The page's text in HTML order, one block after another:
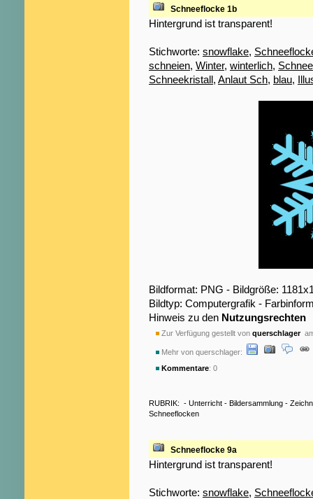
Schneeflocke 1b
Hintergrund ist transparent!
Stichworte: snowflake,
schneien, Winter, winterlich, Schnee
Schneekristall, Anlaut Sch, blau,
Bildformat: PNG - Bildgröße:
Bildtyp: Computergrafik -
Hinweis zu den Nutzungsrechten
Zur Verfügung gestellt von querschlageram
Mehr von querschlager:
Kommentare: 0
RUBRIK: - Unterricht - Bildersammlung -
Schneeflocken
Schneeflocke 9a
Hintergrund ist transparent!
Stichworte: snowflake,